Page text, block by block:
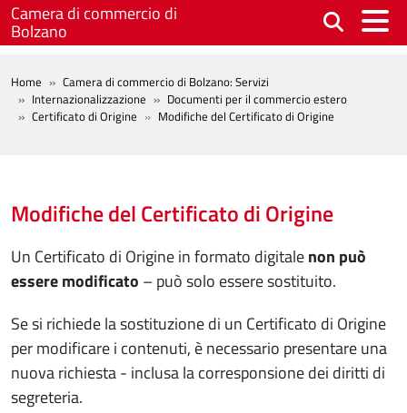
Salta al contenuto principale
Camera di commercio di
Bolzano
BREADCRUMB
Home
Camera di commercio di Bolzano: Servizi
Internazionalizzazione
Documenti per il commercio estero
Certificato di Origine
Modifiche del Certificato di Origine
Modifiche del Certificato di Origine
Un Certificato di Origine in formato digitalenon può
essere modificato – può solo essere sostituito.
Se si richiede la sostituzione di un Certificato di Origine
per modificare i contenuti, è necessario presentare una
nuova richiesta - inclusa la corresponsione dei diritti di
segreteria.